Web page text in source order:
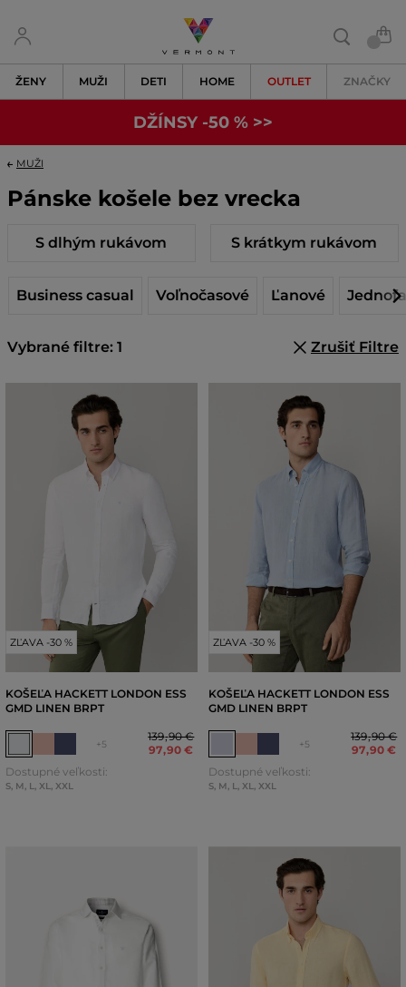
ŽENY MUŽI DETI HOME OUTLET ZNAČKY
DŽÍNSY -50 % >>
MUŽI
Pánske košele bez vrecka
S dlhým rukávom S krátkym rukávom
Business casual Voľnočasové Ľanové
Vybrané filtre: 1 Zrušiť Filtre
ZĽAVA -30 %
KOŠEĽA HACKETT LONDON ESS
GMD LINEN BRPT
+5
139,90 €
97,90 €
Dostupné veľkosti:
S, M, L, XL, XXL
ZĽAVA -30 %
KOŠEĽA HACKETT LONDON ESS
GMD LINEN BRPT
+5
139,90 €
97,90 €
Dostupné veľkosti:
S, M, L, XL, XXL